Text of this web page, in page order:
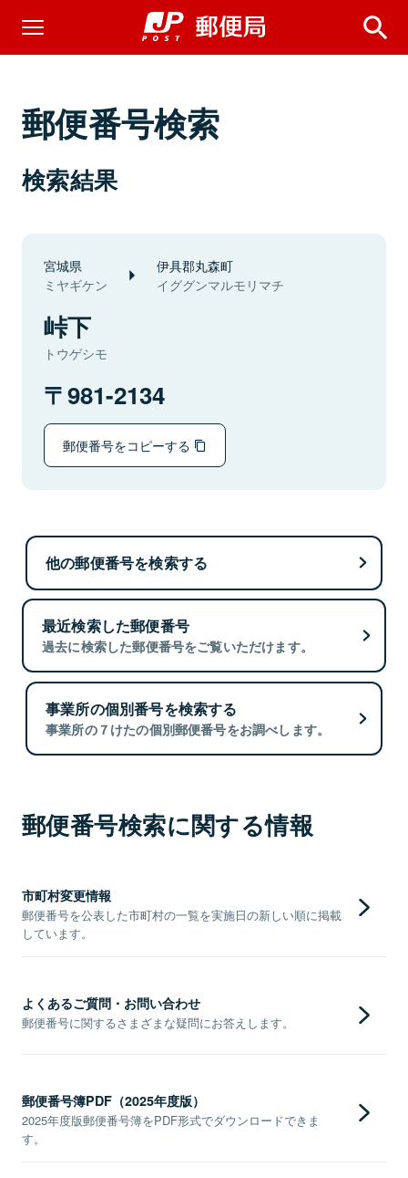
郵便番号検索
検索結果
宮城県
ミヤギケン
伊具郡丸森町
イググンマルモリマチ
峠下
トウゲシモ
981-2134
郵便番号をコピーする
他の郵便番号を検索する
最近検索した郵便番号
過去に検索した郵便番号をご覧いただけます。
事業所の個別番号を検索する
事業所の７けたの個別郵便番号をお調べします。
郵便番号検索に関する情報
市町村変更情報
郵便番号を公表した市町村の一覧を実施日の新しい順に掲載
しています。
よくあるご質問・お問い合わせ
郵便番号に関するさまざまな疑問にお答えします。
郵便番号簿PDF（2025年度版）
2025年度版郵便番号簿をPDF形式でダウンロードできま
す。